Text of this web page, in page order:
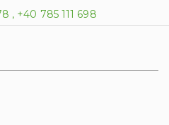
, +40 785 111 698